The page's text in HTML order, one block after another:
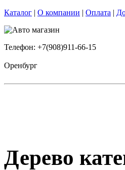
Каталог | О компании | Оплата |
Телефон: +7(908)911-66-15
Оренбург
Дерево